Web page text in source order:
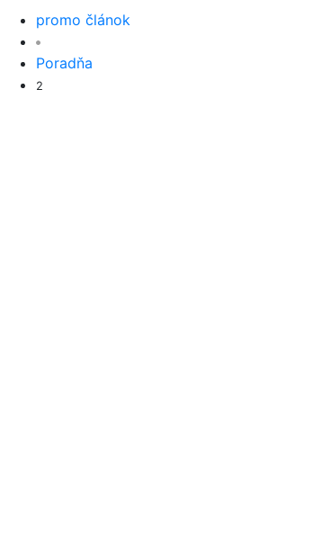
promo článok
Poradňa
2